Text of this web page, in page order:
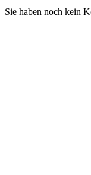
Sie haben noch kein